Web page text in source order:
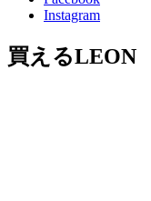
Instagram
買えるLEON